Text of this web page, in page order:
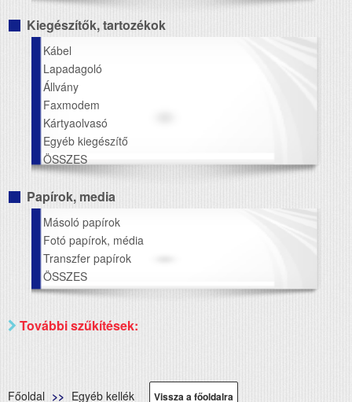
Kiegészítők, tartozékok
Kábel
Lapadagoló
Állvány
Faxmodem
Kártyaolvasó
Egyéb kiegészítő
ÖSSZES
Papírok, media
Másoló papírok
Fotó papírok, média
Transzfer papírok
ÖSSZES
További szűkítések:
Főoldal Egyéb kellék Vissza a főoldalra